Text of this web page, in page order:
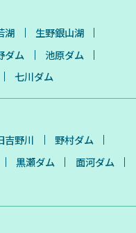
湖
生野銀山湖
ダム
池原ダム
七川ダム
吉野川
野村ダム
黒瀬ダム
面河ダム